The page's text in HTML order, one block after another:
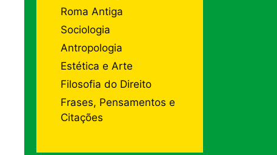
Roma Antiga
Sociologia
Antropologia
Estética e Arte
Filosofia do Direito
Frases, Pensamentos e
Citações